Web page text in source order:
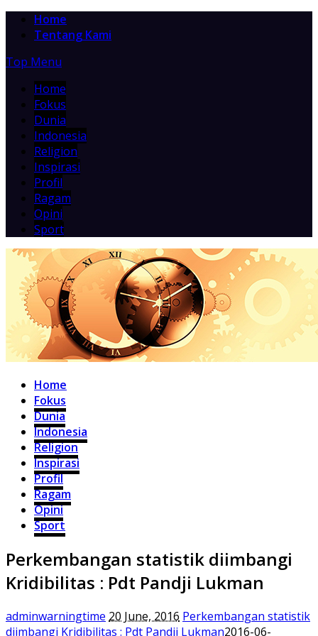
Home
Tentang Kami
Top Menu
Home
Fokus
Dunia
Indonesia
Religion
Inspirasi
Profil
Ragam
Opini
Sport
Home
Fokus
Dunia
Indonesia
Religion
Inspirasi
Profil
Ragam
Opini
Sport
Perkembangan statistik diimbangi
Kridibilitas : Pdt Pandji Lukman
adminwarningtime 20 June, 2016 Perkembangan statistik
diimbangi Kridibilitas : Pdt Pandji Lukman2016-06-